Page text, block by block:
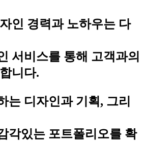
인 경력과 노하우는 다
서비스를 통해 고객과의
니다.
는 디자인과 기획, 그리
각있는 포트폴리오를 확